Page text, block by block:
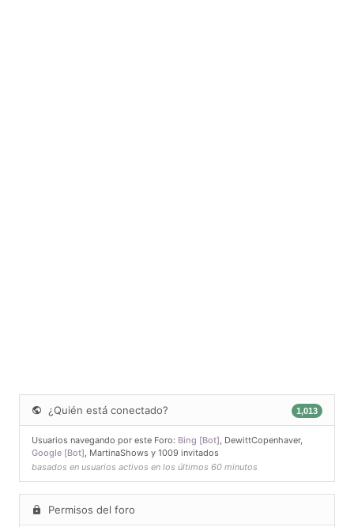
¿Quién está conectado? 1,013
Usuarios navegando por este Foro: Bing [Bot], DewittCopenhaver,
Google [Bot], MartinaShows y 1009 invitados
basados en usuarios activos en los últimos 60 minutos
Permisos del foro